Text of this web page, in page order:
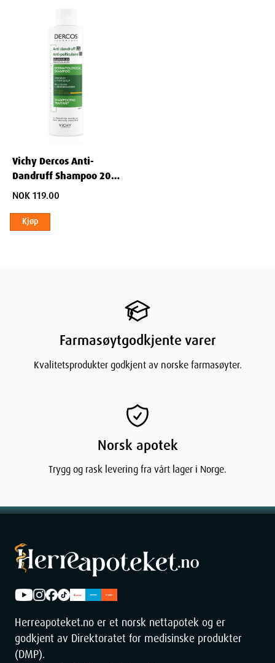
Vichy Dercos Anti-
Dandruff Shampoo 200
ml
NOK 119.00
Kjøp
Farmasøytgodkjente varer
Kvalitetsprodukter godkjent av norske farmasøyter.
Norsk apotek
Trygg og rask levering fra vårt lager i Norge.
Herreapoteket.no er et norsk nettapotek og er
godkjent av Direktoratet for medisinske produkter
(DMP).